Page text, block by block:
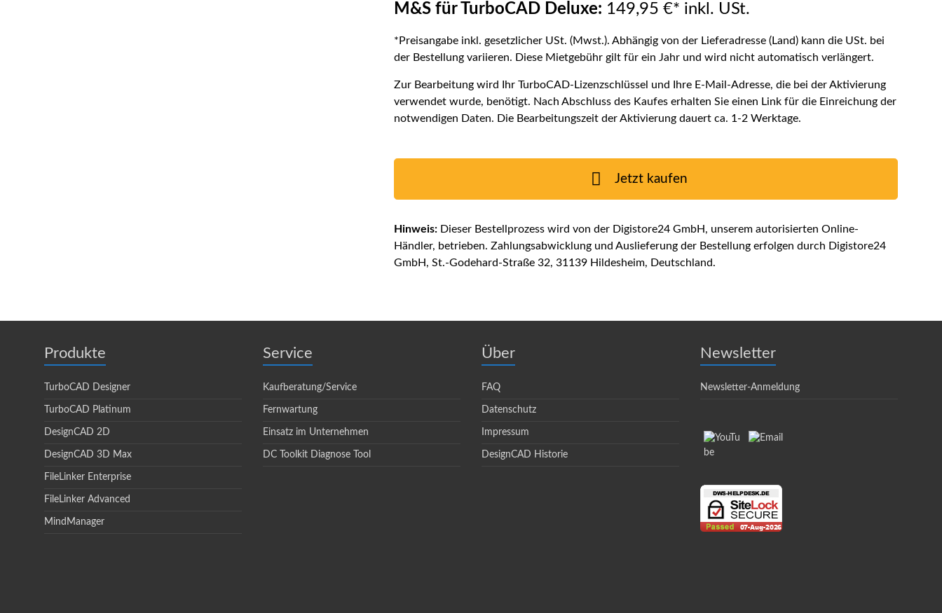
M&S für TurboCAD Deluxe: 149,95 €* inkl. USt.
*Preisangabe inkl. gesetzlicher USt. (Mwst.). Abhängig von der Lieferadresse (Land) kann die USt. bei
der Bestellung variieren. Diese Mietgebühr gilt für ein Jahr und wird nicht automatisch verlängert.
Zur Bearbeitung wird Ihr TurboCAD-Lizenzschlüssel und Ihre E-Mail-Adresse, die bei der Aktivierung
verwendet wurde, benötigt. Nach Abschluss des Kaufes erhalten Sie einen Link für die Einreichung der
notwendigen Daten. Die Bearbeitungszeit der Aktivierung dauert ca. 1-2 Werktage.
Jetzt kaufen
Hinweis: Dieser Bestellprozess wird von der Digistore24 GmbH, unserem autorisierten Online-
Händler, betrieben. Zahlungsabwicklung und Auslieferung der Bestellung erfolgen durch Digistore24
GmbH, St.-Godehard-Straße 32, 31139 Hildesheim, Deutschland.
Produkte
TurboCAD Designer
TurboCAD Platinum
DesignCAD 2D
DesignCAD 3D Max
FileLinker Enterprise
FileLinker Advanced
MindManager
Service
Kaufberatung/Service
Fernwartung
Einsatz im Unternehmen
DC Toolkit Diagnose Tool
Über
FAQ
Datenschutz
Impressum
DesignCAD Historie
Newsletter
Newsletter-Anmeldung